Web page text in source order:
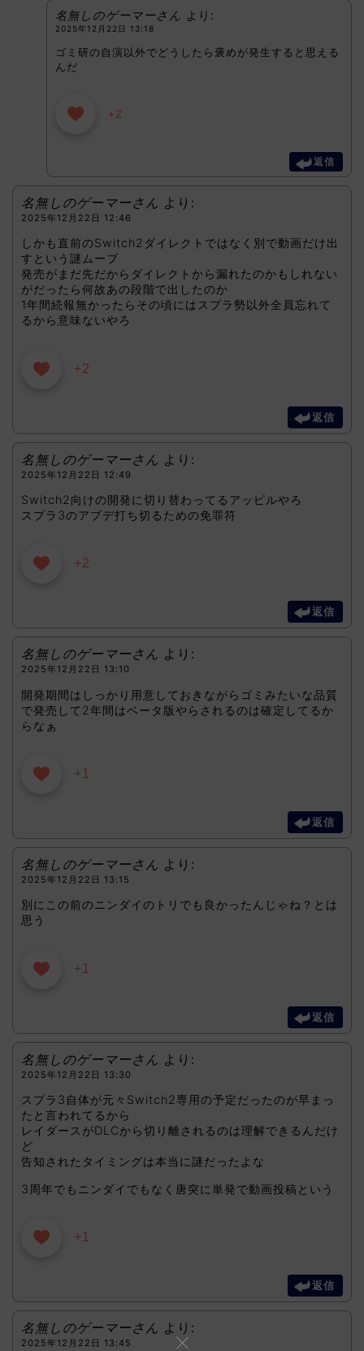
名無しのゲーマーさん より:
2025年12月22日 13:18
ゴミ研の自演以外でどうしたら褒めが発生すると思える
んだ
+2
返信
名無しのゲーマーさん より:
2025年12月22日 12:46
しかも直前のSwitch2ダイレクトではなく別で動画だけ出
すという謎ムーブ
発売がまだ先だからダイレクトから漏れたのかもしれない
がだったら何故あの段階で出したのか
1年間続報無かったらその頃にはスプラ勢以外全員忘れて
るから意味ないやろ
+2
返信
名無しのゲーマーさん より:
2025年12月22日 12:49
Switch2向けの開発に切り替わってるアッピルやろ
スプラ3のアプデ打ち切るための免罪符
+2
返信
名無しのゲーマーさん より:
2025年12月22日 13:10
開発期間はしっかり用意しておきながらゴミみたいな品質
で発売して2年間はベータ版やらされるのは確定してるか
らなぁ
+1
返信
名無しのゲーマーさん より:
2025年12月22日 13:15
別にこの前のニンダイのトリでも良かったんじゃね？とは
思う
+1
返信
名無しのゲーマーさん より:
2025年12月22日 13:30
スプラ3自体が元々Switch2専用の予定だったのが早まっ
たと言われてるから
レイダースがDLCから切り離されるのは理解できるんだけ
ど
告知されたタイミングは本当に謎だったよな
3周年でもニンダイでもなく唐突に単発で動画投稿という
+1
返信
名無しのゲーマーさん より:
2025年12月22日 13:45